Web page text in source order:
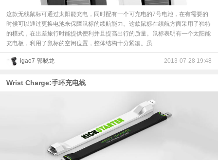
这款无线鼠标可通过太阳能充电，同时配有一个可充电的7号电池，在有需要的
时候可以通过更换电池来保障鼠标的续航能力。这款鼠标在续航方面采用了独特
的模式，在出差旅行时能提供便利并且提高出行的质量。鼠标表明有一个太阳能
充电板，利用了鼠标的空闲位置，整体结构十分紧凑。虽
igao7-郭晓龙 2013-07-28 19:48
Wrist Charge:手环充电线